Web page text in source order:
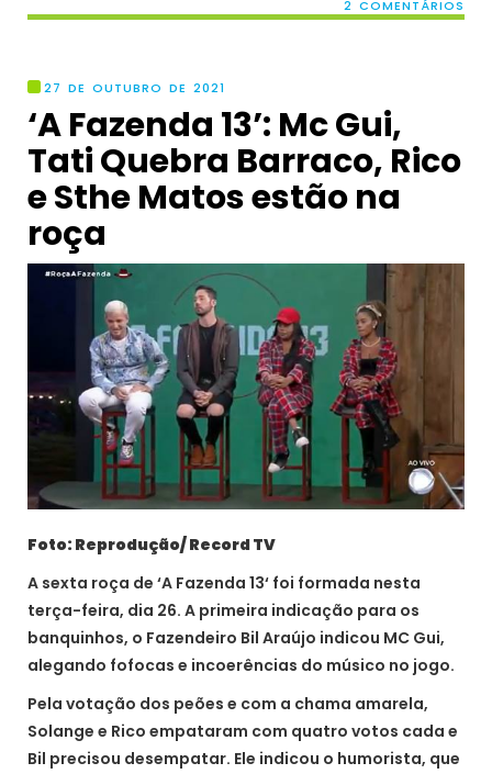
2 COMENTÁRIOS
27 DE OUTUBRO DE 2021
‘A Fazenda 13’: Mc Gui,
Tati Quebra Barraco, Rico
e Sthe Matos estão na
roça
Foto: Reprodução/ Record TV
A sexta roça de ‘A Fazenda 13‘ foi formada nesta
terça-feira, dia 26. A primeira indicação para os
banquinhos, o Fazendeiro Bil Araújo indicou MC Gui,
alegando fofocas e incoerências do músico no jogo.
Pela votação dos peões e com a chama amarela,
Solange e Rico empataram com quatro votos cada e
Bil precisou desempatar. Ele indicou o humorista, que